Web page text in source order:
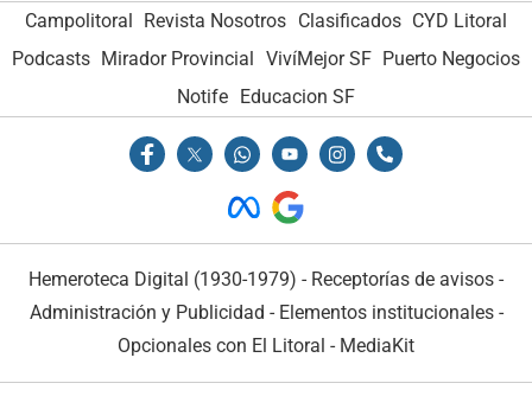
Campolitoral Revista Nosotros Clasificados CYD Litoral
Podcasts Mirador Provincial VivíMejor SF Puerto Negocios
Notife Educacion SF
Hemeroteca Digital (1930-1979) - Receptorías de avisos -
Administración y Publicidad - Elementos institucionales-
Opcionales con El Litoral - MediaKit